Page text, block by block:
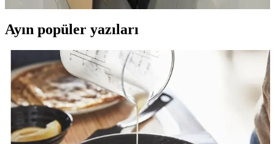
Ayın popüler yazıları